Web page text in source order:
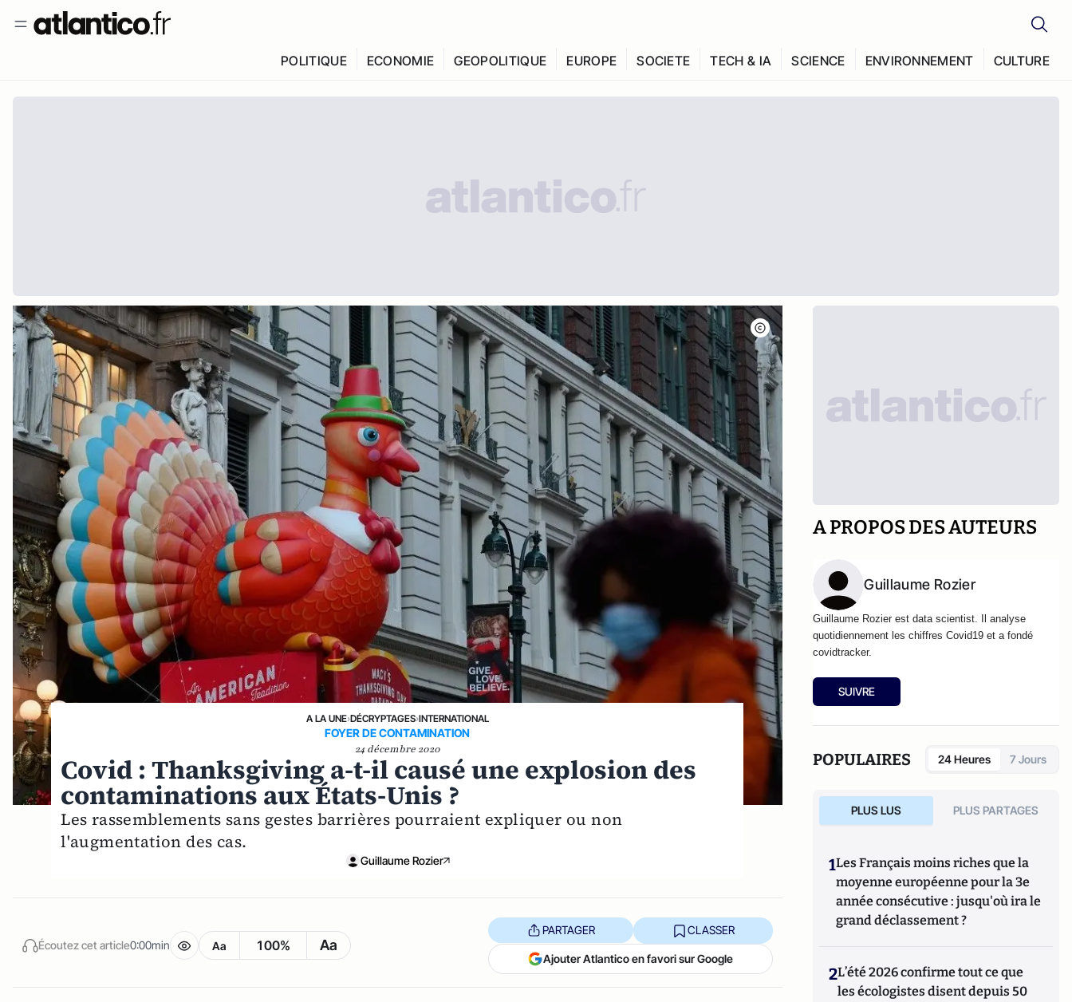
POLITIQUE ECONOMIE GEOPOLITIQUE EUROPE SOCIETE TECH & IA SCIENCE ENVIRONNEMENT CULTURE
A LA UNE›DÉCRYPTAGES›INTERNATIONAL
FOYER DE CONTAMINATION
24 décembre 2020
Covid : Thanksgiving a-t-il causé une explosion des
contaminations aux États-Unis ?
Les rassemblements sans gestes barrières pourraient expliquer ou non
l'augmentation des cas.
Guillaume Rozier
Écoutez cet article0:00min Aa 100% Aa
PARTAGER CLASSER
Ajouter Atlantico en favori sur Google
A PROPOS DES AUTEURS
Guillaume Rozier
Guillaume Rozier est data scientist. Il analyse
quotidiennement les chiffres Covid19 et a fondé
covidtracker.
SUIVRE
POPULAIRES 24 Heures 7 Jours
PLUS LUS PLUS PARTAGES
1Les Français moins riches que la
moyenne européenne pour la 3e
année consécutive : jusqu'où ira le
grand déclassement ?
2L’été 2026 confirme tout ce que
les écologistes disent depuis 50